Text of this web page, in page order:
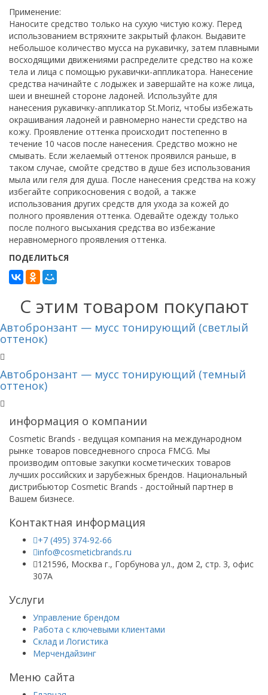
Применение:
Наносите средство только на сухую чистую кожу. Перед
использованием встряхните закрытый флакон. Выдавите
небольшое количество мусса на рукавичку, затем плавными
восходящими движениями распределите средство на коже
тела и лица с помощью рукавички-аппликатора. Нанесение
средства начинайте с лодыжек и завершайте на коже лица,
шеи и внешней стороне ладоней. Используйте для
нанесения рукавичку-аппликатор St.Moriz, чтобы избежать
окрашивания ладоней и равномерно нанести средство на
кожу. Проявление оттенка происходит постепенно в
течение 10 часов после нанесения. Средство можно не
смывать. Если желаемый оттенок проявился раньше, в
таком случае, смойте средство в душе без использования
мыла или геля для душа. После нанесения средства на кожу
избегайте соприкосновения с водой, а также
использования других средств для ухода за кожей до
полного проявления оттенка. Одевайте одежду только
после полного высыхания средства во избежание
неравномерного проявления оттенка.
ПОДЕЛИТЬСЯ
С этим товаром покупают
Автобронзант — мусс тонирующий (светлый
оттенок)
Автобронзант — мусс тонирующий (темный
оттенок)
информация о компании
Cosmetic Brands - ведущая компания на международном
рынке товаров повседневного спроса FMCG. Мы
производим оптовые закупки косметических товаров
лучших российских и зарубежных брендов. Национальный
дистрибьютор Cosmetic Brands - достойный партнер в
Вашем бизнесе.
Контактная информация
+7 (495) 374-92-66
info@cosmeticbrands.ru
121596, Москва г., Горбунова ул., дом 2, стр. 3, офис
307А
Услуги
Управление брендом
Работа с ключевыми клиентами
Склад и Логистика
Мерчендайзинг
Меню сайта